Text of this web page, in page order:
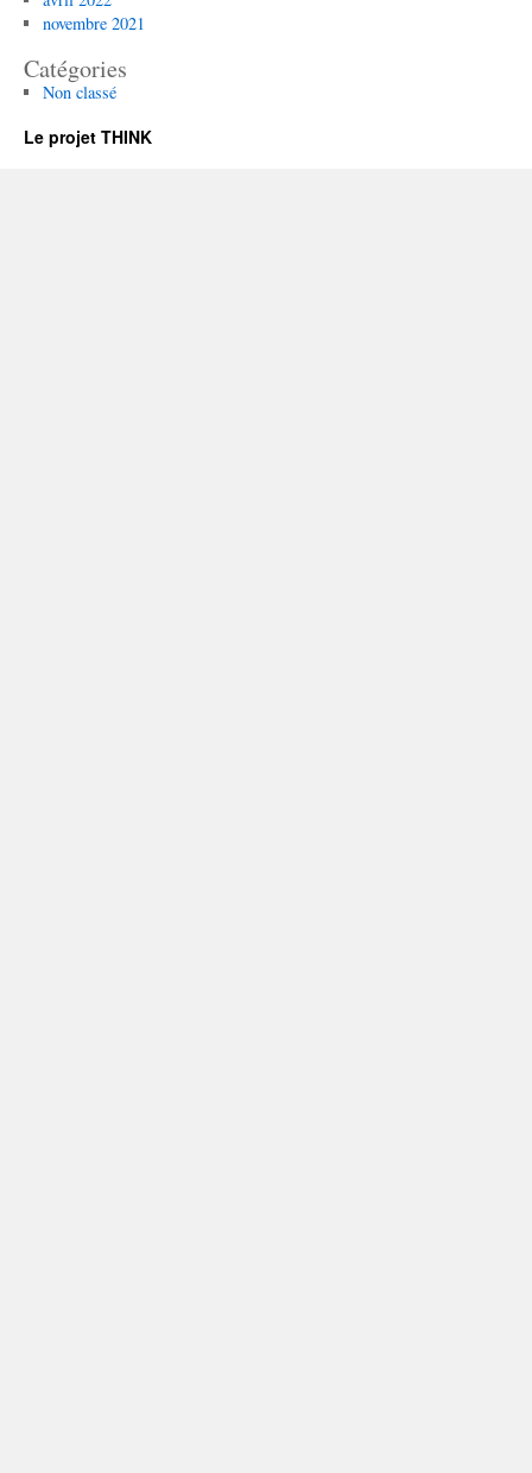
novembre 2021
Catégories
Non classé
Le projet THINK